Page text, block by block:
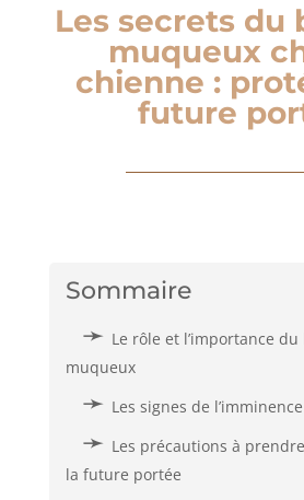
Les secrets du
muqueux
chienne :
future
Sommaire
Le rôle et l’importance
muqueux
Les signes de
Les précautions à
la future portée